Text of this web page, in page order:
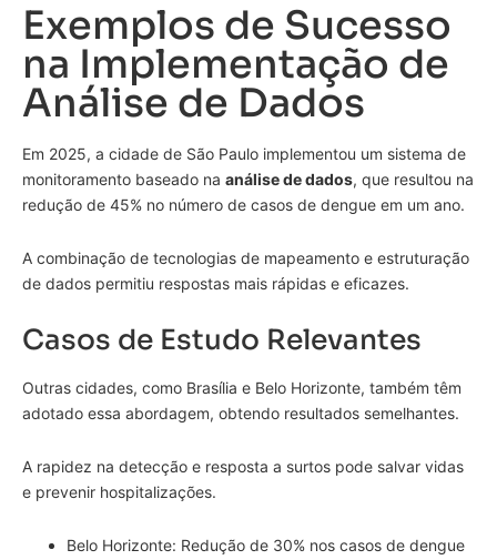
Exemplos de Sucesso
na Implementação de
Análise de Dados
Em 2025, a cidade de São Paulo implementou um sistema de
monitoramento baseado na análise de dados, que resultou na
redução de 45% no número de casos de dengue em um ano.
A combinação de tecnologias de mapeamento e estruturação
de dados permitiu respostas mais rápidas e eficazes.
Casos de Estudo Relevantes
Outras cidades, como Brasília e Belo Horizonte, também têm
adotado essa abordagem, obtendo resultados semelhantes.
A rapidez na detecção e resposta a surtos pode salvar vidas
e prevenir hospitalizações.
Belo Horizonte: Redução de 30% nos casos de dengue